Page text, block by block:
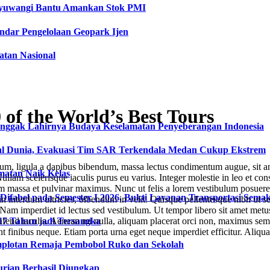
Bantu Amankan Stok PMI
Pengelolaan Geopark Ijen
Nasional
Lahirnya Budaya Keselamatan Penyeberangan Indonesia
Dunia, Evakuasi Tim SAR Terkendala Medan Cukup Ekstrem
Naik Kelas
pada Semester I 2026, Bukti Layanan Transportasi
Tahun jadi Tersangka
Remaja Pembobol Ruko dan Sekolah
the World’s Best Tours
ligula a dapibus bibendum, massa lectus condimentum augue, sit
scelerisque iaculis purus eu varius. Integer molestie in leo et
et pulvinar maximus. Nunc ut felis a lorem vestibulum
ultricies, bibendum in velit. Quisque pellentesque nibh ut
imperdiet id lectus sed vestibulum. Ut tempor libero sit amet
iaculis. Aenean mi nulla, aliquam placerat orci non, maximus
finibus neque. Etiam porta urna eget neque imperdiet efficitur.